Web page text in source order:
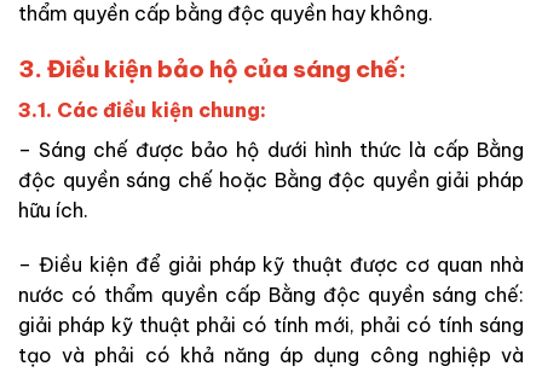
thẩm quyền cấp bằng độc quyền hay không.
3. Điều kiện bảo hộ của sáng chế:
3.1. Các điều kiện chung:
– Sáng chế được bảo hộ dưới hình thức là cấp Bằng
độc quyền sáng chế hoặc Bằng độc quyền giải pháp
hữu ích.
– Điều kiện để giải pháp kỹ thuật được cơ quan nhà
nước có thẩm quyền cấp Bằng độc quyền sáng chế:
giải pháp kỹ thuật phải có tính mới, phải có tính sáng
tạo và phải có khả năng áp dụng công nghiệp và